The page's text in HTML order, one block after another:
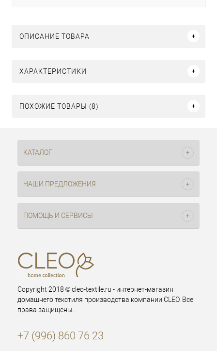
ОПИСАНИЕ ТОВАРА
ХАРАКТЕРИСТИКИ
ПОХОЖИЕ ТОВАРЫ (8)
КАТАЛОГ
НАШИ ПРЕДЛОЖЕНИЯ
ПОМОЩЬ И СЕРВИСЫ
Copyright 2018 © cleo-textile.ru - интернет-магазин
домашнего текстиля производства компании CLEO. Все
права защищены.
+7 (996) 860 76 23